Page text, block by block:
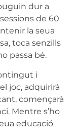
dur a
de 60
la seua
toca senzills
passa bé.
i
joc, adquirirà
començarà
Mentre s’ho
educació